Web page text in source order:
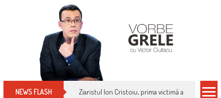
NEWS FLASH Ziaristul Ion Cristoiu, prima victimă a noi